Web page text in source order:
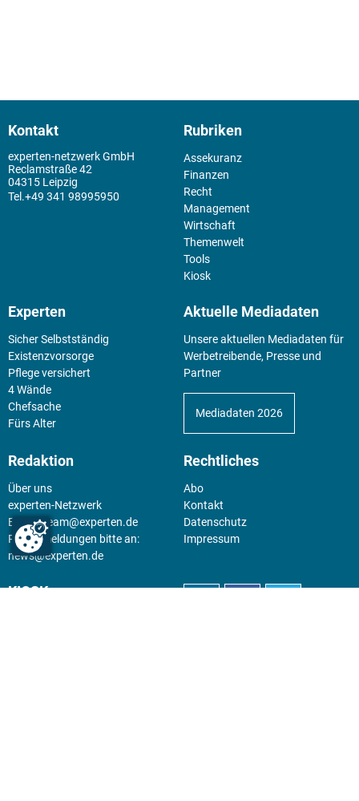
Kontakt
experten-netzwerk GmbH
Reclamstraße 42
04315 Leipzig
+49 341 98995950
Rubriken
Assekuranz
Finanzen
Recht
Management
Wirtschaft
Themenwelt
Tools
Kiosk
Experten
Sicher Selbstständig
Existenz­vorsorge
Pflege versichert
4 Wände
Chefsache
Fürs Alter
Aktuelle Mediadaten
Unsere aktuellen Mediadaten für
Werbetreibende, Presse und
Partner
Mediadaten 2026
Redaktion
Über uns
experten-Netzwerk
E-Mail:team@experten.de
Pressemeldungen bitte an:
news@experten.de
Rechtliches
Abo
Kontakt
Datenschutz
Impressum
KIOSK